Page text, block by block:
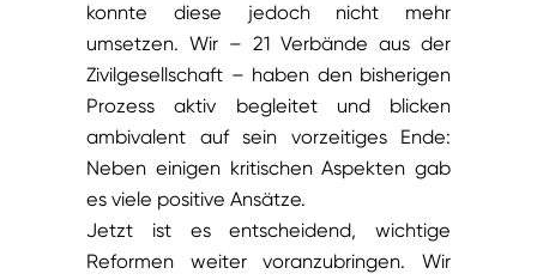
konnte diese jedoch nicht mehr
umsetzen. Wir – 21 Verbände aus der
Zivilgesellschaft – haben den bisherigen
Prozess aktiv begleitet und blicken
ambivalent auf sein vorzeitiges Ende:
Neben einigen kritischen Aspekten gab
es viele positive Ansätze.
Jetzt ist es entscheidend, wichtige
Reformen weiter voranzubringen. Wir